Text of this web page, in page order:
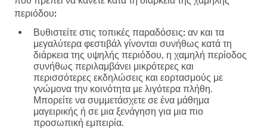
περιόδου:
Βυθιστείτε στις τοπικές παραδόσεις: αν και τα
μεγαλύτερα φεστιβάλ γίνονται συνήθως κατά τη
διάρκεια της υψηλής περιόδου, η χαμηλή περίοδος
συνήθως περιλαμβάνει μικρότερες και
περισσότερες εκδηλώσεις και εορτασμούς με
γνώμονα την κοινότητα με λιγότερα πλήθη.
Μπορείτε να συμμετάσχετε σε ένα μάθημα
μαγειρικής ή σε μια ξενάγηση για μια πιο
προσωπική εμπειρία.